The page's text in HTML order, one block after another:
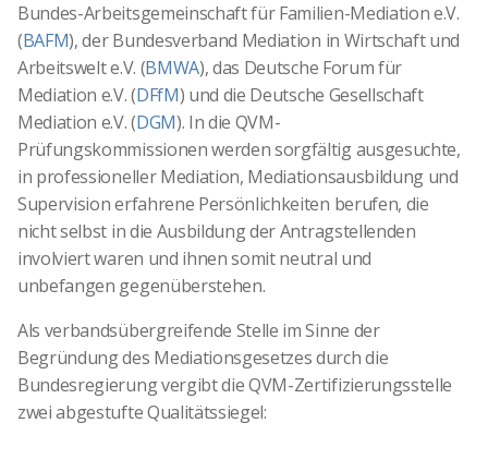
Bundes-Arbeitsgemeinschaft für Familien-Mediation e.V.
(BAFM), der Bundesverband Mediation in Wirtschaft und
Arbeitswelt e.V. (BMWA), das Deutsche Forum für
Mediation e.V. (DFfM) und die Deutsche Gesellschaft
Mediation e.V. (DGM). In die QVM-
Prüfungskommissionen werden sorgfältig ausgesuchte,
in professioneller Mediation, Mediationsausbildung und
Supervision erfahrene Persönlichkeiten berufen, die
nicht selbst in die Ausbildung der Antragstellenden
involviert waren und ihnen somit neutral und
unbefangen gegenüberstehen.
Als verbandsübergreifende Stelle im Sinne der
Begründung des Mediationsgesetzes durch die
Bundesregierung vergibt die QVM-Zertifizierungsstelle
zwei abgestufte Qualitätssiegel: